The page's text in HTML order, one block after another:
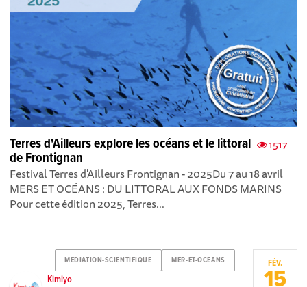
1517
Terres d'Ailleurs explore les océans et le littoral
de Frontignan
Festival Terres d'Ailleurs Frontignan - 2025Du 7 au 18 avril
MERS ET OCÉANS : DU LITTORAL AUX FONDS MARINS
Pour cette édition 2025, Terres...
MEDIATION-SCIENTIFIQUE MER-ET-OCEANS
Kimiyo
FÉV.
15